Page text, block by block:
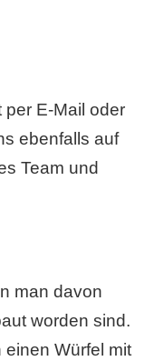
E-Mail oder
ebenfalls auf
Team und
man davon
worden sind.
Würfel mit